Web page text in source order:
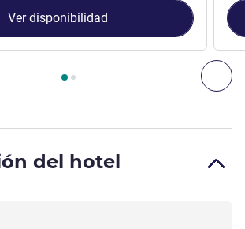
1 : Habitación Standard con
Ver disponibilidad
del hotel